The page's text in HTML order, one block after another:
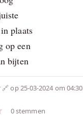
plaats
op een
bijten
op 25-03-2024 om 04:30
0 stemmen